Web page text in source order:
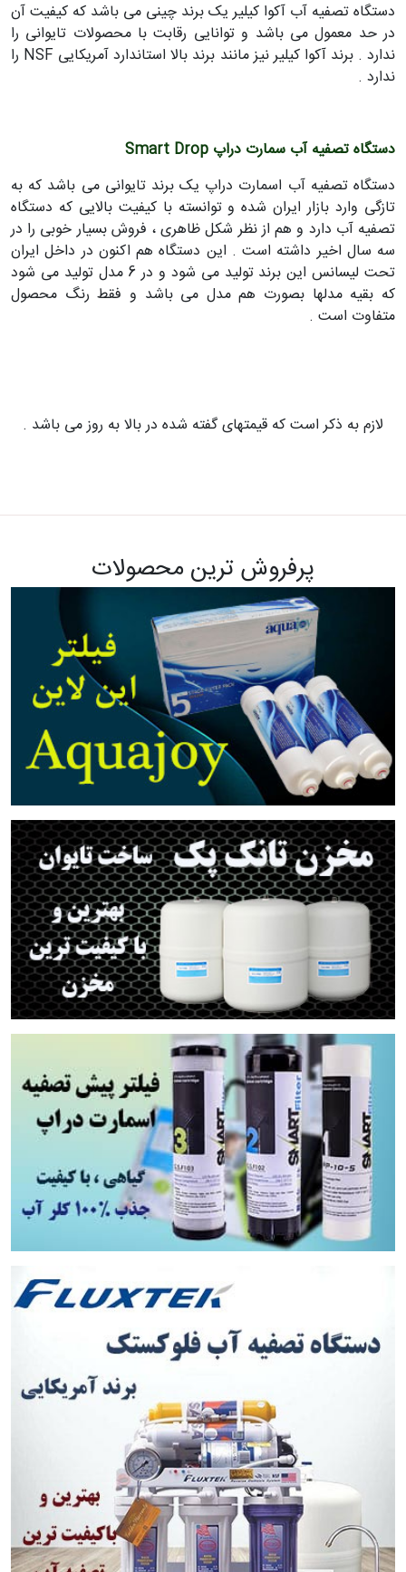
دستگاه تصفیه آب آکوا کیلیر یک برند چینی می باشد که کیفیت آن
در حد معمول می باشد و توانایی رقابت با محصولات تایوانی را
ندارد . برند آکوا کیلیر نیز مانند برند بالا استاندارد آمریکایی NSF را
ندارد .
دستگاه تصفیه آب سمارت دراپ Smart Drop
دستگاه تصفیه آب اسمارت دراپ یک برند تایوانی می باشد که به
تازگی وارد بازار ایران شده و توانسته با کیفیت بالایی که دستگاه
تصفیه آب دارد و هم از نظر شکل ظاهری ، فروش بسیار خوبی را در
سه سال اخیر داشته است . این دستگاه هم اکنون در داخل ایران
تحت لیسانس این برند تولید می شود و در 6 مدل تولید می شود
که بقیه مدلها بصورت هم مدل می باشد و فقط رنگ محصول
متفاوت است .
لازم به ذکر است که قیمتهای گفته شده در بالا به روز می باشد .
پرفروش ترین محصولات